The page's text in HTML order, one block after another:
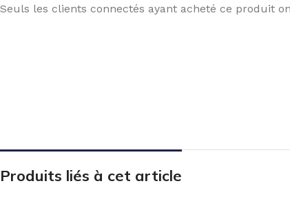
Seuls les clients connectés ayant acheté ce produit
Produits liés à cet article